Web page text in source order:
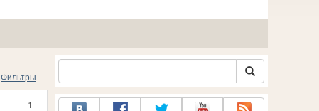
Фильтры
1